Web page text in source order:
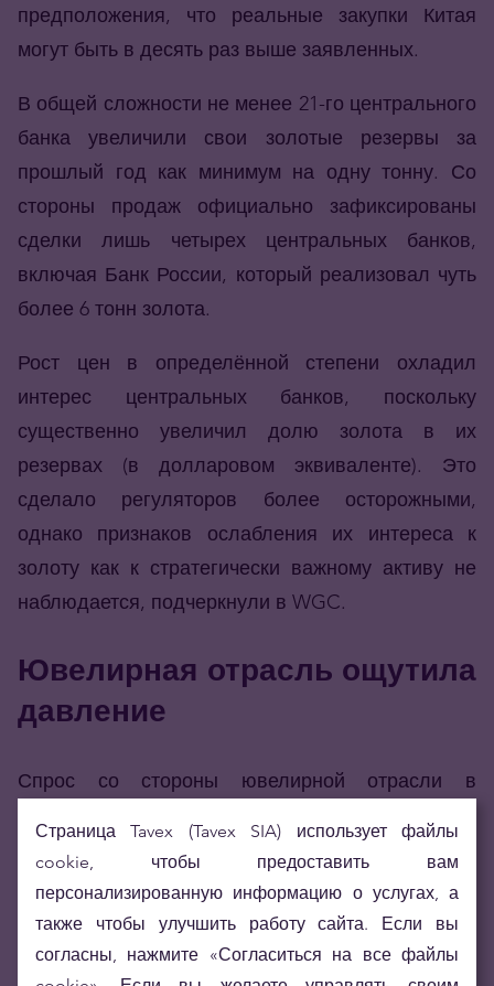
предположения, что реальные закупки Китая
могут быть в десять раз выше заявленных.
В общей сложности не менее 21-го центрального
банка увеличили свои золотые резервы за
прошлый год как минимум на одну тонну. Со
стороны продаж официально зафиксированы
сделки лишь четырех центральных банков,
включая Банк России, который реализовал чуть
более 6 тонн золота.
Рост цен в определённой степени охладил
интерес центральных банков, поскольку
существенно увеличил долю золота в их
резервах (в долларовом эквиваленте). Это
сделало регуляторов более осторожными,
однако признаков ослабления их интереса к
золоту как к стратегически важному активу не
наблюдается, подчеркнули в WGC.
Ювелирная отрасль ощутила
давление
Спрос со стороны ювелирной отрасли в
предыдущим годом — до 1542 тонн. В Индии и
Китае объёмы упали примерно на четверть.
Снижение не является неожиданным, поскольку
покупатели ювелирных изделий более
Страница Tavex (Tavex SIA) использует файлы
cookie, чтобы предоставить вам
персонализированную информацию о услугах, а
также чтобы улучшить работу сайта. Если вы
согласны, нажмите «Согласиться на все файлы